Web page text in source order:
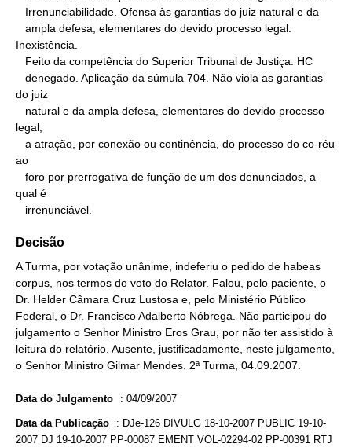
Inexistência.
do juiz
legal,
ao
qual é
   irrenunciável.
Decisão
A Turma, por votação unânime, indeferiu o pedido de habeas
corpus, nos termos do voto do Relator. Falou, pelo paciente, o
Dr. Helder Câmara Cruz Lustosa e, pelo Ministério Público
Federal, o Dr. Francisco Adalberto Nóbrega. Não participou do
julgamento o Senhor Ministro Eros Grau, por não ter assistido à
leitura do relatório. Ausente, justificadamente, neste julgamento,
o Senhor Ministro Gilmar Mendes. 2ª Turma, 04.09.2007.
Data do Julgamento : 04/09/2007
Data da Publicação : DJe-126 DIVULG 18-10-2007 PUBLIC 19-10-
2007 DJ 19-10-2007 PP-00087 EMENT VOL-02294-02 PP-00391 RTJ